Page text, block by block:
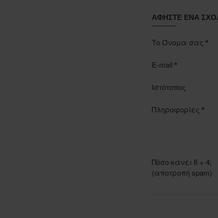
ΑΦΉΣΤΕ ΈΝΑ
Το Όνομα σας
E-mail
Ιστότοπος
Πληροφορίες
Πόσο κάνει 8 + 4;
(αποτροπή spam)